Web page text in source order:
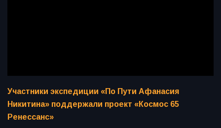
Участники экспедиции «По Пути Афанасия
Никитина» поддержали проект «Космос 65
Ренессанс»